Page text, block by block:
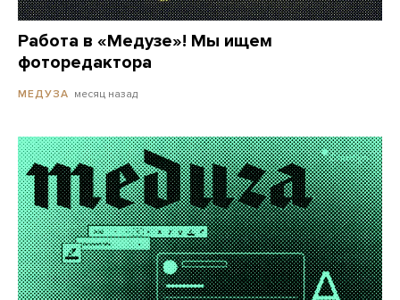
Работа в «Медузе»! Мы ищем
фоторедактора
МЕДУЗА месяц назад